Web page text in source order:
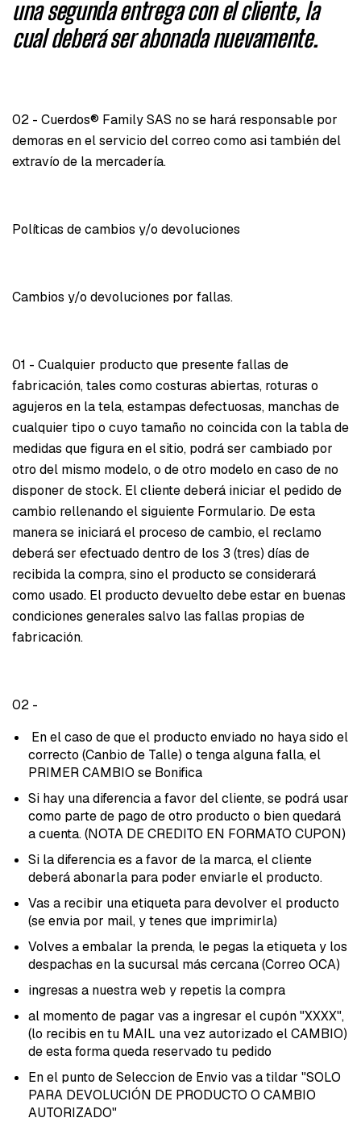
una segunda entrega con el cliente, la
cual deberá ser abonada nuevamente.
02 - Cuerdos® Family SAS no se hará responsable por
demoras en el servicio del correo como asi también del
extravío de la mercadería.
Políticas de cambios y/o devoluciones
Cambios y/o devoluciones por fallas.
01 - Cualquier producto que presente fallas de
fabricación, tales como costuras abiertas, roturas o
agujeros en la tela, estampas defectuosas, manchas de
cualquier tipo o cuyo tamaño no coincida con la tabla de
medidas que figura en el sitio, podrá ser cambiado por
otro del mismo modelo, o de otro modelo en caso de no
disponer de stock. El cliente deberá iniciar el pedido de
cambio rellenando el siguiente Formulario. De esta
manera se iniciará el proceso de cambio, el reclamo
deberá ser efectuado dentro de los 3 (tres) días de
recibida la compra, sino el producto se considerará
como usado. El producto devuelto debe estar en buenas
condiciones generales salvo las fallas propias de
fabricación.
02 -
En el caso de que el producto enviado no haya sido el
correcto (Canbio de Talle) o tenga alguna falla, el
PRIMER CAMBIO se Bonifica
Si hay una diferencia a favor del cliente, se podrá usar
como parte de pago de otro producto o bien quedará
a cuenta. (NOTA DE CREDITO EN FORMATO CUPON)
Si la diferencia es a favor de la marca, el cliente
deberá abonarla para poder enviarle el producto.
Vas a recibir una etiqueta para devolver el producto
(se envia por mail, y tenes que imprimirla)
Volves a embalar la prenda, le pegas la etiqueta y los
despachas en la sucursal más cercana (Correo OCA)
ingresas a nuestra web y repetis la compra
al momento de pagar vas a ingresar el cupón "XXXX",
(lo recibis en tu MAIL una vez autorizado el CAMBIO)
de esta forma queda reservado tu pedido
En el punto de Seleccion de Envio vas a tildar "SOLO
PARA DEVOLUCIÓN DE PRODUCTO O CAMBIO
AUTORIZADO"